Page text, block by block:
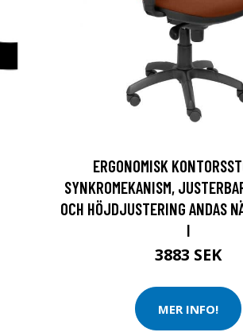
ERGONOMISK
SYNKROMEKANISM,
OCH HÖJDJUSTERING ANDAS
I
3883 SEK
MER INFO!